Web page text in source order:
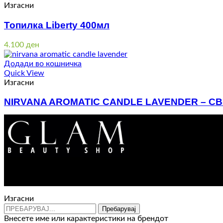
Изгасни
Топилка Liberty 400мл
4.100 ден
Додади во кошничка
Quick View
Изгасни
NIRVANA AROMATIC CANDLE LAVENDER
330ден
Изгасни
Пребарувај
Внесете име или карактеристики на брендот